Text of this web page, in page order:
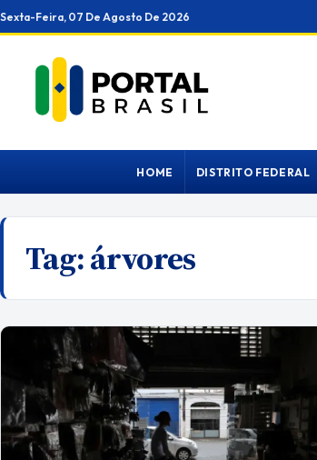
Ir
para
conteúdo
Sexta-Feira, 07 De Agosto De 2026
HOME DISTRITO FEDERAL
Tag:árvores